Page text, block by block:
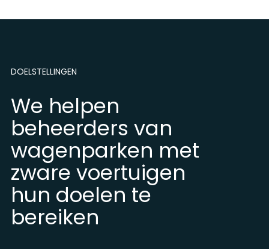
DOELSTELLINGEN
We helpen
beheerders van
wagenparken met
zware voertuigen
hun doelen te
bereiken